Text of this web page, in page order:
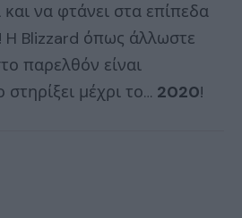
και να φτάνει στα επίπεδα
H Blizzard όπως άλλωστε
παρελθόν είναι
στηρίξει μέχρι το… 2020!